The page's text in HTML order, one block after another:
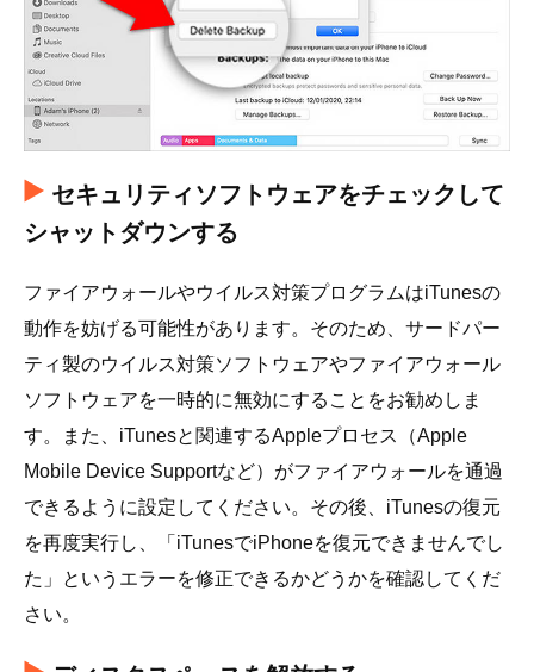
セキュリティソフトウェアをチェックして
シャットダウンする
ファイアウォールやウイルス対策プログラムはiTunesの
動作を妨げる可能性があります。そのため、サードパー
ティ製のウイルス対策ソフトウェアやファイアウォール
ソフトウェアを一時的に無効にすることをお勧めしま
す。また、iTunesと関連するAppleプロセス（Apple
Mobile Device Supportなど）がファイアウォールを通過
できるように設定してください。その後、iTunesの復元
を再度実行し、「iTunesでiPhoneを復元できませんでし
た」というエラーを修正できるかどうかを確認してくだ
さい。